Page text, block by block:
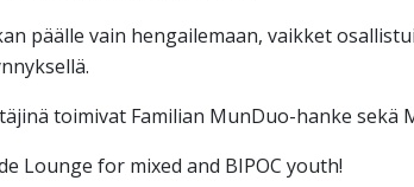
päälle vain hengailemaan, vaikket
toimivat Familian MunDuo-hanke sekä
Lounge for mixed and BIPOC youth!